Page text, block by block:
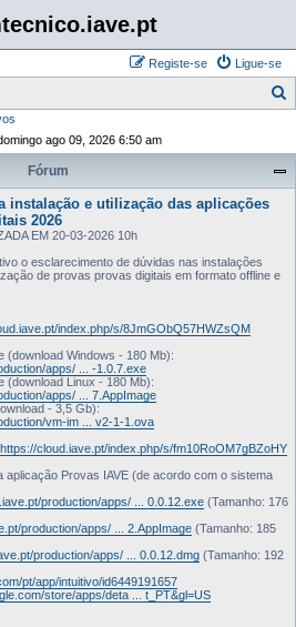
Ligue-se
Registe-se
ago 09, 2026 6:50 am
Fórum
instalação e utilização das aplicações
2026
EM 20-03-2026 10h
o esclarecimento de dúvidas nas instalações
de provas provas digitais em formato offline e
index.php/s/8JmGObQ57HWZsQM
(download Windows - 180 Mb):
apps/ ... -1.0.7.exe
(download Linux - 180 Mb):
apps/ ... 7.AppImage
- 3,5 Gb):
vm-im ... v2-1-1.ova
https://cloud.iave.pt/index.php/s/fm10RoOM7gBZoHY
aplicação Provas IAVE (de acordo com o sistema
production/apps/ ... 0.0.12.exe (Tamanho: 176
production/apps/ ... 2.AppImage (Tamanho: 185
production/apps/ ... 0.0.12.dmg (Tamanho: 192
pt/app/intuitivo/id6449191657
store/apps/deta ... t_PT&gl=US